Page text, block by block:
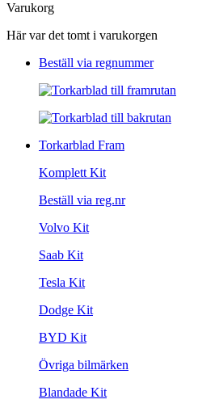
Varukorg
Här var det tomt i varukorgen
Beställ via regnummer
Torkarblad Fram
Komplett Kit
Beställ via reg.nr
Volvo Kit
Saab Kit
Tesla Kit
Dodge Kit
BYD Kit
Övriga bilmärken
Blandade Kit